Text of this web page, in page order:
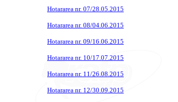
Hotararea nr. 07/28.05.2015
Hotararea nr. 08/04.06.2015
Hotararea nr. 09/16.06.2015
Hotararea nr. 10/17.07.2015
Hotararea nr. 11/26.08.2015
Hotararea nr. 12/30.09.2015